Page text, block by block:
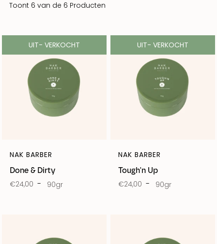
Toont 6 van de 6 Producten
UIT- VERKOCHT
Done & Dirty
NAK BARBER
€24,00 90gr
UIT- VERKOCHT
Tough'n Up
NAK BARBER
€24,00 90gr